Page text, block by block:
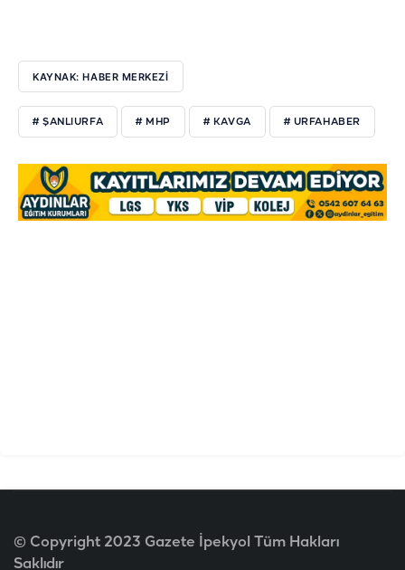
KAYNAK: HABER MERKEZİ
# ŞANLIURFA # MHP # KAVGA # URFAHABER
© Copyright 2023 Gazete İpekyol Tüm Hakları
Saklıdır